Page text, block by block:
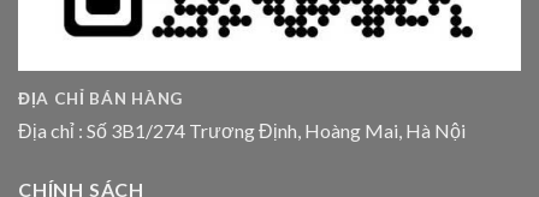
ĐỊA CHỈ BÁN HÀNG
Địa chỉ : Số 3B1/274 Trương Định, Hoàng Mai, Hà Nội
CHÍNH SÁCH